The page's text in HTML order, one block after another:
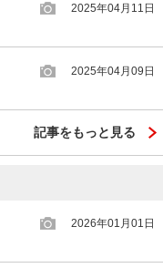
2025年04月11日
2025年04月09日
記事をもっと見る
2026年01月01日